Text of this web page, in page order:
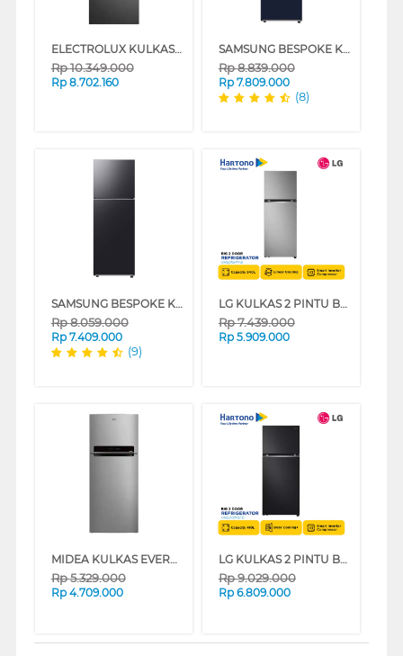
ELECTROLUX KULKAS 2 PINTU BESAR BIG 2 DOOR REFRIGERATOR ETM4302CB
Rp10.349.000
Rp 8.702.160
SAMSUNG BESPOKE KULKAS 2 PINTU BESAR BIG 2 DOOR REFRIGERATOR RT35CB56408A
Rp8.839.000
Rp 7.809.000
(8)
SAMSUNG BESPOKE KULKAS 2 PINTU BESAR BIG 2 DOOR REFRIGERATOR RT35CG5420B1
Rp8.059.000
Rp 7.409.000
(9)
LG KULKAS 2 PINTU BESAR BIG 2 DOOR REFRIGERATOR PASTEL SERIES GNB312PFFB
Rp7.439.000
Rp 5.909.000
MIDEA KULKAS EVEREST 2 PINTU BESAR BIG 2 DOOR REFRIGERATOR 473L MDRT611EVD50ID
Rp5.329.000
Rp 4.709.000
LG KULKAS 2 PINTU BESAR BIG 2 DOOR REFRIGERATOR GNB372PQFB
Rp9.029.000
Rp 6.809.000